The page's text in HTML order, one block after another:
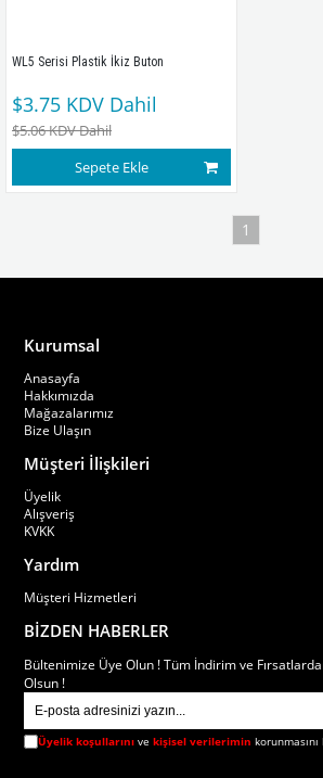
WL5 Serisi Plastik İkiz Buton
$3.75 KDV Dahil
$5.06KDV Dahil
Sepete Ekle
1
Kurumsal
Anasayfa
Hakkımızda
Mağazalarımız
Bize Ulaşın
Müşteri İlişkileri
Üyelik
Alışveriş
KVKK
Yardım
Müşteri Hizmetleri
BİZDEN HABERLER
Bültenimize Üye Olun ! Tüm İndirim ve
Olsun !
Üyelik koşullarını vekişisel verilerimin